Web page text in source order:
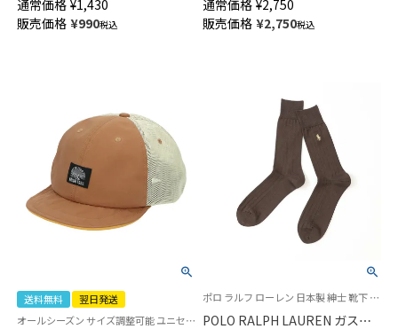
クルー丈 メンズ カジュアル ソ
ックス 02512673
通常価格 ¥1,430
販売価格 ¥990税込
タータンチェック ポロポニー刺
しゅう クルー丈 ビジネス カジ
通常価格 ¥2,750
販売価格 ¥2,750税込
送料無料
翌日発送
オールシーズン サイズ調整可能 ユニセックス メンズ レディース 父の日アウトドア
ポロ ラルフ ローレン 日本製 紳士 靴下 2025SS
POLO RALPH LAUREN ガスシ